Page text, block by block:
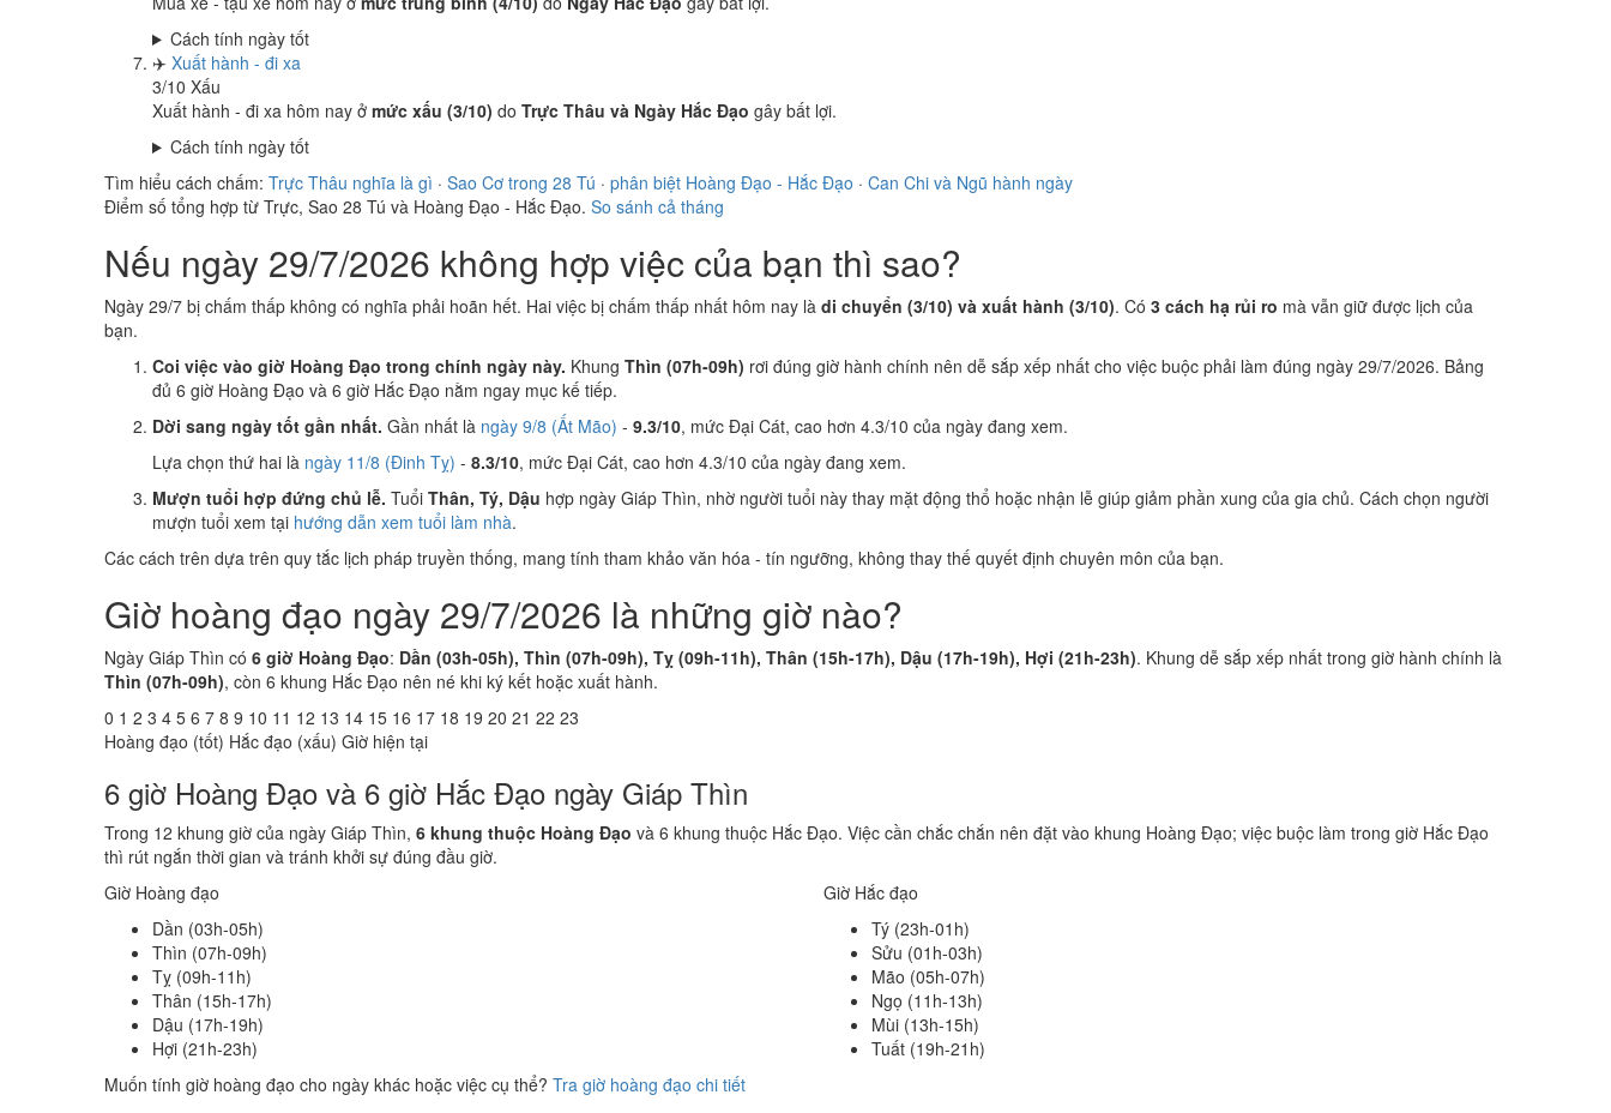
Cách tính ngày tốt
✈️ Xuất hành - đi xa
3/10 Xấu
Xuất hành - đi xa hôm nay ở mức xấu (3/10) do Trực Thâu và Ngày Hắc Đạo gây bất lợi.
Cách tính ngày tốt
Tìm hiểu cách chấm: Trực Thâu nghĩa là gì · Sao Cơ trong 28 Tú · phân biệt Hoàng Đạo - Hắc Đạo · Can Chi và Ngũ hành ngày
Điểm số tổng hợp từ Trực, Sao 28 Tú và Hoàng Đạo - Hắc Đạo. So sánh cả tháng
Nếu ngày 29/7/2026 không hợp việc của bạn thì sao?
Ngày 29/7 bị chấm thấp không có nghĩa phải hoãn hết. Hai việc bị chấm thấp nhất hôm nay là di chuyển (3/10) và xuất hành (3/10). Có 3 cách hạ rủi ro mà vẫn giữ được lịch của
bạn.
Coi việc vào giờ Hoàng Đạo trong chính ngày này. Khung Thìn (07h-09h) rơi đúng giờ hành chính nên dễ sắp xếp nhất cho việc buộc phải làm đúng ngày 29/7/2026. Bảng
đủ 6 giờ Hoàng Đạo và 6 giờ Hắc Đạo nằm ngay mục kế tiếp.
Dời sang ngày tốt gần nhất. Gần nhất là ngày 9/8 (Ất Mão) - 9.3/10, mức Đại Cát, cao hơn 4.3/10 của ngày đang xem.
Lựa chọn thứ hai là ngày 11/8 (Đinh Tỵ) - 8.3/10, mức Đại Cát, cao hơn 4.3/10 của ngày đang xem.
Mượn tuổi hợp đứng chủ lễ. Tuổi Thân, Tý, Dậu hợp ngày Giáp Thìn, nhờ người tuổi này thay mặt động thổ hoặc nhận lễ giúp giảm phần xung của gia chủ. Cách chọn người
mượn tuổi xem tại hướng dẫn xem tuổi làm nhà.
Các cách trên dựa trên quy tắc lịch pháp truyền thống, mang tính tham khảo văn hóa - tín ngưỡng, không thay thế quyết định chuyên môn của bạn.
Giờ hoàng đạo ngày 29/7/2026 là những giờ nào?
Ngày Giáp Thìn có 6 giờ Hoàng Đạo: Dần (03h-05h), Thìn (07h-09h), Tỵ (09h-11h), Thân (15h-17h), Dậu (17h-19h), Hợi (21h-23h). Khung dễ sắp xếp nhất trong giờ hành chính là
Thìn (07h-09h), còn 6 khung Hắc Đạo nên né khi ký kết hoặc xuất hành.
0 1 2 3 4 5 6 7 8 9 10 11 12 13 14 15 16 17 18 19 20 21 22 23
Hoàng đạo (tốt) Hắc đạo (xấu) Giờ hiện tại
6 giờ Hoàng Đạo và 6 giờ Hắc Đạo ngày Giáp Thìn
Trong 12 khung giờ của ngày Giáp Thìn, 6 khung thuộc Hoàng Đạo và 6 khung thuộc Hắc Đạo. Việc cần chắc chắn nên đặt vào khung Hoàng Đạo; việc buộc làm trong giờ Hắc Đạo
thì rút ngắn thời gian và tránh khởi sự đúng đầu giờ.
Giờ Hoàng đạo
Dần (03h-05h)
Thìn (07h-09h)
Tỵ (09h-11h)
Thân (15h-17h)
Dậu (17h-19h)
Hợi (21h-23h)
Giờ Hắc đạo
Tý (23h-01h)
Sửu (01h-03h)
Mão (05h-07h)
Ngọ (11h-13h)
Mùi (13h-15h)
Tuất (19h-21h)
Muốn tính giờ hoàng đạo cho ngày khác hoặc việc cụ thể? Tra giờ hoàng đạo chi tiết